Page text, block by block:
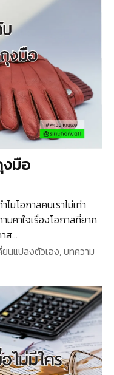
มือ
มโอกาสคนเราไม่เท่า
มคาใจเรื่องโอกาสที่ยาก
ส…
ยนแปลงตัวเอง,บทความ